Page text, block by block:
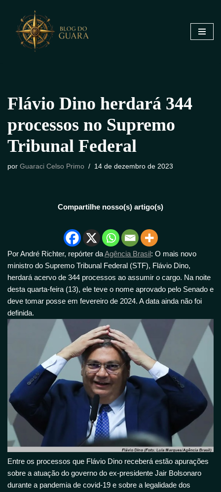
Pular
para
Flávio Dino herdará 344
processos no Supremo
Tribunal Federal
por Guaraci Celso Primo 14 de dezembro de 2023
Compartilhe nosso(s) artigo(s)
Por André Richter, repórter daAgência Brasil: O mais novo
ministro do Supremo Tribunal Federal (STF), Flávio Dino,
herdará acervo de 344 processos ao assumir o cargo. Na noite
desta quarta-feira (13), ele teve o nome aprovado pelo Senado e
deve tomar posse em fevereiro de 2024. A data ainda não foi
definida.
Entre os processos que Flávio Dino receberá estão apurações
sobre a atuação do governo do ex-presidente Jair Bolsonaro
durante a pandemia de covid-19 e sobre a legalidade dos